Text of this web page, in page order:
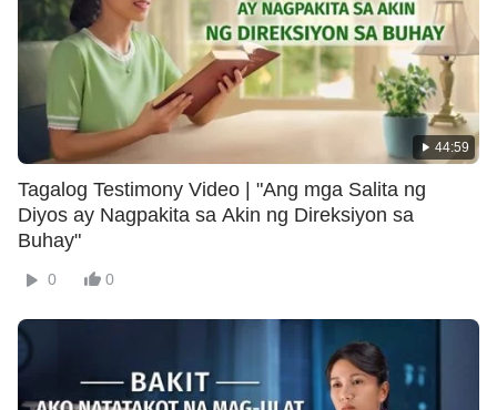
44:59
Tagalog Testimony Video | "Ang mga Salita ng
Diyos ay Nagpakita sa Akin ng Direksiyon sa
Buhay"
0 0